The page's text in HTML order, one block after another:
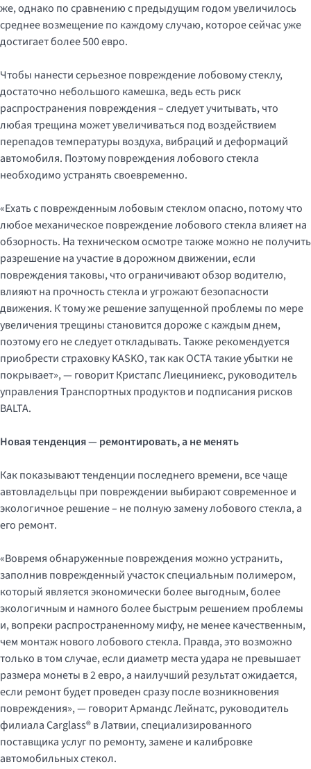
же, однако по сравнению с предыдущим годом увеличилось
среднее возмещение по каждому случаю, которое сейчас уже
достигает более 500 евро.
Чтобы нанести серьезное повреждение лобовому стеклу,
достаточно небольшого камешка, ведь есть риск
распространения повреждения – следует учитывать, что
любая трещина может увеличиваться под воздействием
перепадов температуры воздуха, вибраций и деформаций
автомобиля. Поэтому повреждения лобового стекла
необходимо устранять своевременно.
«Ехать с поврежденным лобовым стеклом опасно, потому что
любое механическое повреждение лобового стекла влияет на
обзорность. На техническом осмотре также можно не получить
разрешение на участие в дорожном движении, если
повреждения таковы, что ограничивают обзор водителю,
влияют на прочность стекла и угрожают безопасности
движения. К тому же решение запущенной проблемы по мере
увеличения трещины становится дороже с каждым днем,
поэтому его не следует откладывать. Также рекомендуется
приобрести страховку KASKO, так как OCTA такие убытки не
покрывает», — говорит Кристапс Лиециниекс, руководитель
управления Транспортных продуктов и подписания рисков
BALTA.
Новая тенденция — ремонтировать, а не менять
Как показывают тенденции последнего времени, все чаще
автовладельцы при повреждении выбирают современное и
экологичное решение – не полную замену лобового стекла, а
его ремонт.
«Вовремя обнаруженные повреждения можно устранить,
заполнив поврежденный участок специальным полимером,
который является экономически более выгодным, более
экологичным и намного более быстрым решением проблемы
и, вопреки распространенному мифу, не менее качественным,
чем монтаж нового лобового стекла. Правда, это возможно
только в том случае, если диаметр места удара не превышает
размера монеты в 2 евро, а наилучший результат ожидается,
если ремонт будет проведен сразу после возникновения
повреждения», — говорит Армандс Лейнатс, руководитель
филиала Carglass® в Латвии, специализированного
поставщика услуг по ремонту, замене и калибровке
автомобильных стекол.